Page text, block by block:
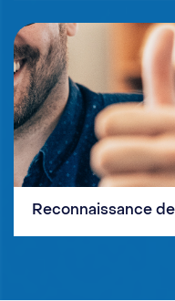
Reconnaissance